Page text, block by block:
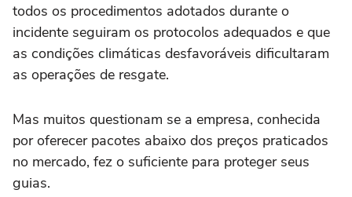
todos os procedimentos adotados durante o
incidente seguiram os protocolos adequados e que
as condições climáticas desfavoráveis dificultaram
as operações de resgate.
Mas muitos questionam se a empresa, conhecida
por oferecer pacotes abaixo dos preços praticados
no mercado, fez o suficiente para proteger seus
guias.